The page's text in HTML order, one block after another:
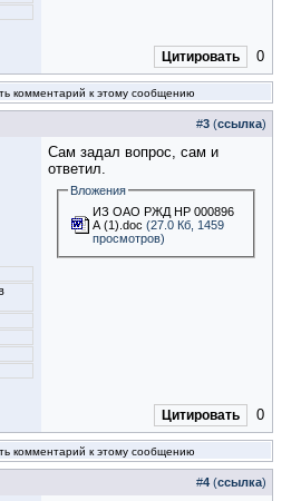
Цитировать 0
комментарий к этому сообщению
#3 (ссылка)
Сам задал вопрос, сам и
ответил.
Вложения
ИЗ ОАО РЖД НР 000896
А (1).doc (27.0 Кб, 1459
просмотров)
Цитировать 0
комментарий к этому сообщению
#4 (ссылка)